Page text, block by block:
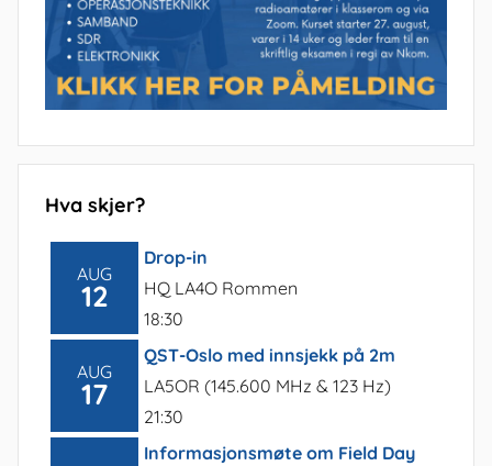
Hva skjer?
AUG
12
Drop-in
HQ LA4O Rommen
18:30
AUG
17
QST-Oslo med innsjekk på 2m
LA5OR (145.600 MHz & 123 Hz)
21:30
Informasjonsmøte om Field Day